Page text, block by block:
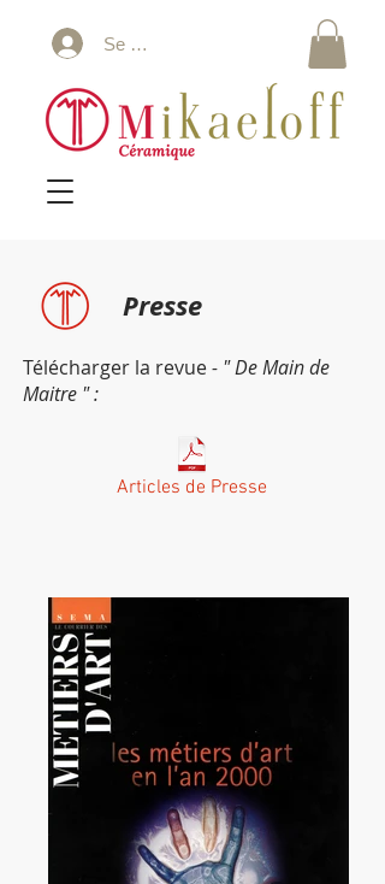
Se connecter
Presse
Articles de Presse
Télécharger la revue- " De Main de
Maitre " :